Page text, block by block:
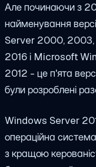
Але починаючи з
найменування
Server 2000,
2016 і Microsoft
2012 - це п'ята
були розроблені
Windows Server
операційна
з кращою